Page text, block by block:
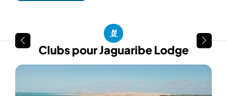
Clubs pour Jaguaribe Lodge